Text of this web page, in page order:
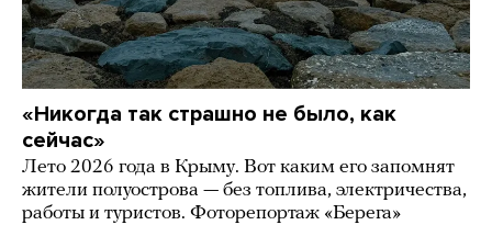
«Никогда так страшно не было, как
сейчас»
Лето 2026 года в Крыму. Вот каким его запомнят
жители полуострова — без топлива, электричества,
работы и туристов. Фоторепортаж «Берега»